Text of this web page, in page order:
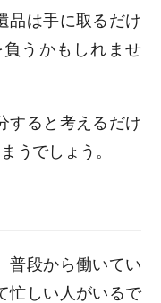
品は手に取るだけ
うかもしれませ
すると考えるだけ
うでしょう。
普段から働いてい
忙しい人がいるで